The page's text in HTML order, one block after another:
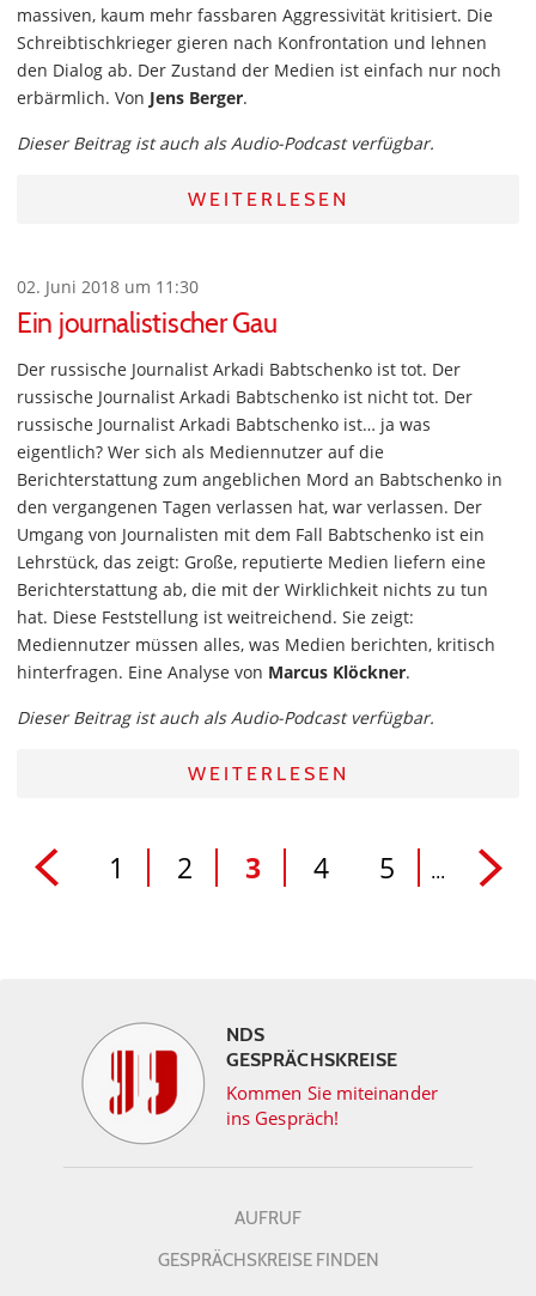
massiven, kaum mehr fassbaren Aggressivität kritisiert. Die
Schreibtischkrieger gieren nach Konfrontation und lehnen
den Dialog ab. Der Zustand der Medien ist einfach nur noch
erbärmlich. Von Jens Berger.
Dieser Beitrag ist auch als Audio-Podcast verfügbar.
WEITERLESEN
02. Juni 2018 um 11:30
Ein journalistischer Gau
Der russische Journalist Arkadi Babtschenko ist tot. Der
russische Journalist Arkadi Babtschenko ist nicht tot. Der
russische Journalist Arkadi Babtschenko ist… ja was
eigentlich? Wer sich als Mediennutzer auf die
Berichterstattung zum angeblichen Mord an Babtschenko in
den vergangenen Tagen verlassen hat, war verlassen. Der
Umgang von Journalisten mit dem Fall Babtschenko ist ein
Lehrstück, das zeigt: Große, reputierte Medien liefern eine
Berichterstattung ab, die mit der Wirklichkeit nichts zu tun
hat. Diese Feststellung ist weitreichend. Sie zeigt:
Mediennutzer müssen alles, was Medien berichten, kritisch
hinterfragen. Eine Analyse von Marcus Klöckner.
Dieser Beitrag ist auch als Audio-Podcast verfügbar.
WEITERLESEN
1 2 3 4 5 ...
NDS
GESPRÄCHSKREISE
Kommen Sie miteinander
ins Gespräch!
AUFRUF
GESPRÄCHSKREISE FINDEN